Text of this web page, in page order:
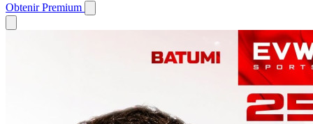
Obtenir Premium